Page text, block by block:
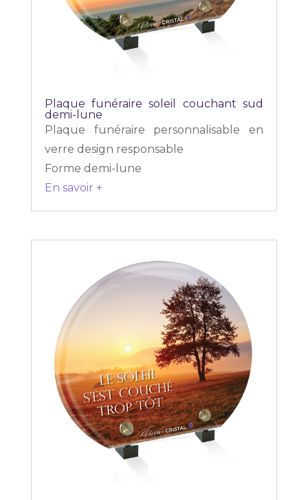
Plaque funéraire soleil couchant sud
demi-lune
Plaque funéraire personnalisable en
verre design responsable
Forme demi-lune
En savoir +